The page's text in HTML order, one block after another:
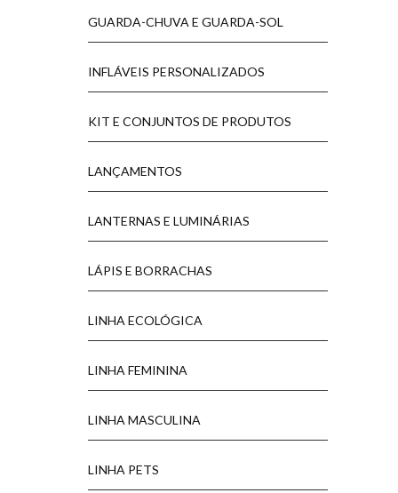
GUARDA-CHUVA E GUARDA-SOL
INFLÁVEIS PERSONALIZADOS
KIT E CONJUNTOS DE PRODUTOS
LANÇAMENTOS
LANTERNAS E LUMINÁRIAS
LÁPIS E BORRACHAS
LINHA ECOLÓGICA
LINHA FEMININA
LINHA MASCULINA
LINHA PETS